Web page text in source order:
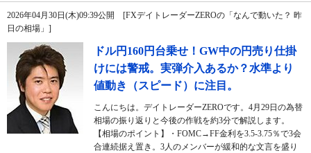
2026年04月30日(木)09:39公開 [FXデイトレーダーZEROの「なんで動いた？ 昨
日の相場」]
ドル円160円台乗せ！GW中の円売り仕掛
けには警戒。実弾介入あるか？水準より
値動き（スピード）に注目。
こんにちは。デイトレーダーZEROです。4月29日の為替
相場の振り返りと今後の作戦を約3分で解説します。
【相場のポイント】・FOMC→FF金利を3.5-3.75％で3会
合連続据え置き。3人のメンバーが緩和的な文言を盛り